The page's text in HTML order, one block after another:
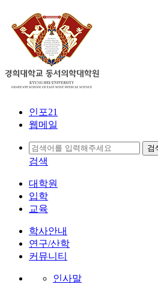
인포21
웹메일
검색
대학원
입학
교육
학사안내
연구/산학
커뮤니티
인사말